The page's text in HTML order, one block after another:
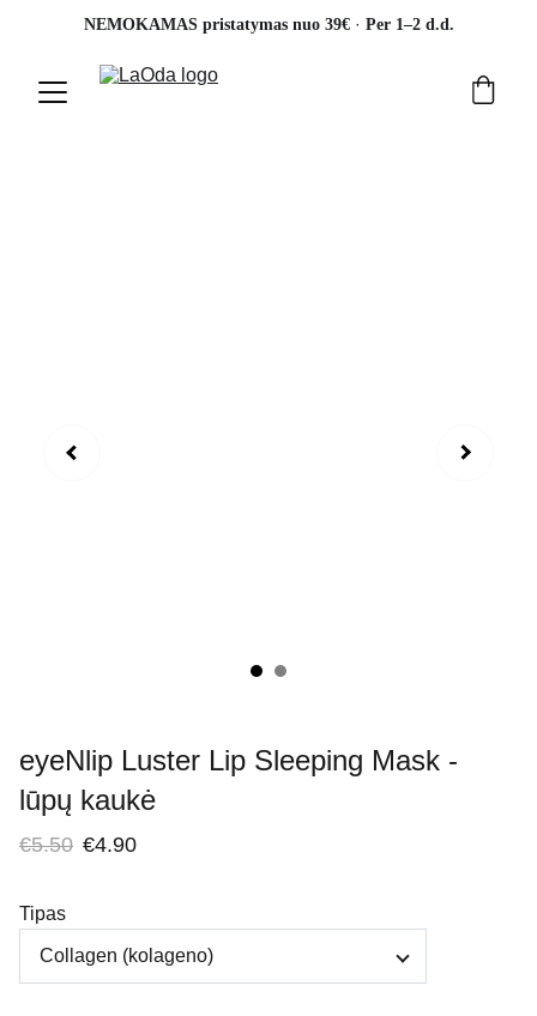
NEMOKAMAS pristatymas nuo 39€ · Per 1–2 d.d.
eyeNlip Luster Lip Sleeping Mask -
lūpų kaukė
€5.50 €4.90
Tipas